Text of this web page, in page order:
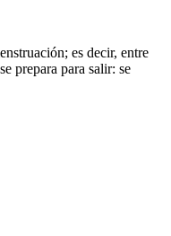
es decir, entre
prepara para salir: se